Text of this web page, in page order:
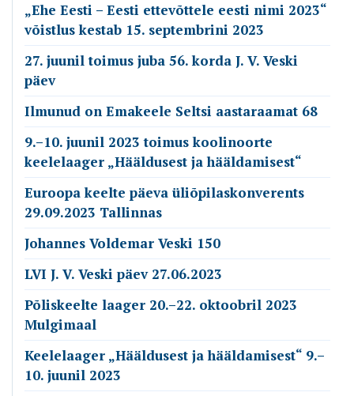
„Ehe Eesti – Eesti ettevõttele eesti nimi 2023“
võistlus kestab 15. septembrini 2023
27. juunil toimus juba 56. korda J. V. Veski
päev
Ilmunud on Emakeele Seltsi aastaraamat 68
9.–10. juunil 2023 toimus koolinoorte
keelelaager „Hääldusest ja hääldamisest“
Euroopa keelte päeva üliõpilaskonverents
29.09.2023 Tallinnas
Johannes Voldemar Veski 150
LVI J. V. Veski päev 27.06.2023
Põliskeelte laager 20.–22. oktoobril 2023
Mulgimaal
Keelelaager „Hääldusest ja hääldamisest“ 9.–
10. juunil 2023